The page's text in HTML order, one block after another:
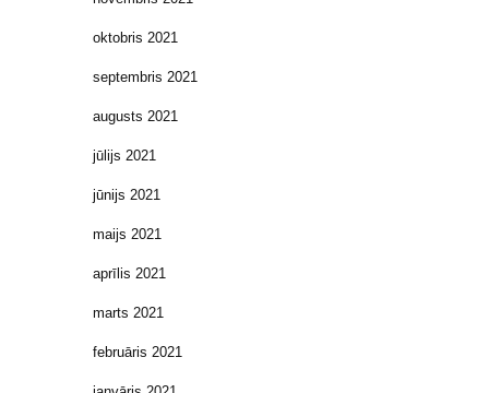
oktobris 2021
septembris 2021
augusts 2021
jūlijs 2021
jūnijs 2021
maijs 2021
aprīlis 2021
marts 2021
februāris 2021